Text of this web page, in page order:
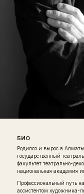
БИО
Родился и вырос в
государственный
факультет театрально-
национальная академия
Профессиональный путь
ассистентом художника-